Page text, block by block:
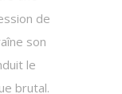
de
son
le
brutal.